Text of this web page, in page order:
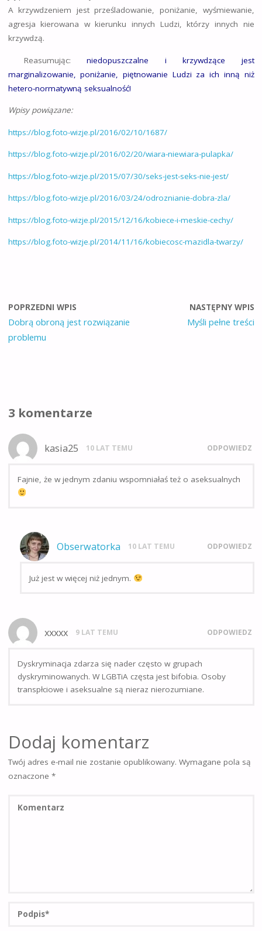
A krzywdzeniem jest prześladowanie, poniżanie, wyśmiewanie,
agresja kierowana w kierunku innych Ludzi, którzy innych nie
krzywdzą.
Reasumując:niedopuszczalne i krzywdzące jest
marginalizowanie, poniżanie, piętnowanie Ludzi za ich inną niż
hetero-normatywną seksualność!
Wpisy powiązane:
https://blog.foto-wizje.pl/2016/02/10/1687/
https://blog.foto-wizje.pl/2016/02/20/wiara-niewiara-pulapka/
https://blog.foto-wizje.pl/2015/07/30/seks-jest-seks-nie-jest/
https://blog.foto-wizje.pl/2016/03/24/odroznianie-dobra-zla/
https://blog.foto-wizje.pl/2015/12/16/kobiece-i-meskie-cechy/
https://blog.foto-wizje.pl/2014/11/16/kobiecosc-mazidla-twarzy/
POPRZEDNI WPIS
Dobrą obroną jest rozwiązanie
problemu
NASTĘPNY WPIS
Myśli pełne treści
3 komentarze
kasia25 10 LAT TEMU ODPOWIEDZ
Fajnie, że w jednym zdaniu wspomniałaś też o aseksualnych
Obserwatorka 10 LAT TEMU ODPOWIEDZ
Już jest w więcej niż jednym.
xxxxx 9 LAT TEMU ODPOWIEDZ
Dyskryminacja zdarza się nader często w grupach
dyskryminowanych. W LGBTiA częsta jest bifobia. Osoby
transpłciowe i aseksualne są nieraz nierozumiane.
Dodaj komentarz
Twój adres e-mail nie zostanie opublikowany. Wymagane pola są
oznaczone *